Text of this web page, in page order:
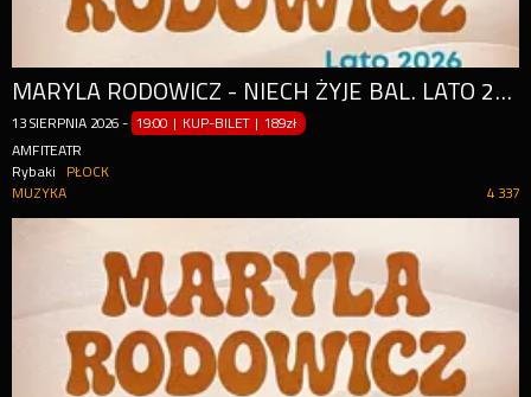
MARYLA RODOWICZ - NIECH ŻYJE BAL. LATO 2026
13 SIERPNIA 2026 - 19:00 | KUP-BILET |189zł
AMFITEATR
Rybaki
PŁOCK
4 337
MUZYKA